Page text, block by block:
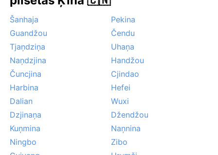
Šanhaja
Pekina
Guandžou
Čendu
Tjaņdziņa
Uhaņa
Naņdzjina
Handžou
Čuncjina
Cjindao
Harbina
Hefei
Dalian
Wuxi
Dzjinaņa
Džendžou
Kuņmina
Naņnina
Ningbo
Zibo